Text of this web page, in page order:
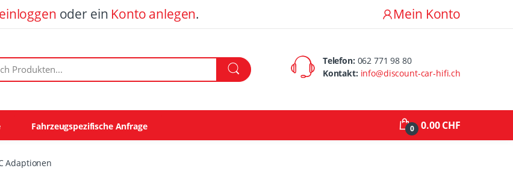
oder ein Konto anlegen. Mein Konto
Telefon: 062 771 98 80
Kontakt: info@discount-car-hifi.ch
Fahrzeugspezifische Anfrage 0 0.00 CHF
Adaptionen